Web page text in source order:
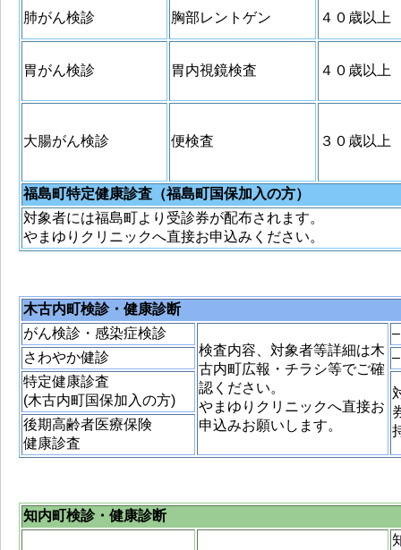
肺がん検診 胸部レントゲン ４０歳以上
胃がん検診 胃内視鏡検査 ４０歳以上
大腸がん検診 便検査 ３０歳以上
福島町特定健康診査（福島町国保加入の方）
対象者には福島町より受診券が配布されます。
やまゆりクリニックへ直接お申込みください。
木古内町検診・健康診断
がん検診・感染症検診
検査内容、対象者等詳細は木
古内町広報・チラシ等でご確
認ください。
やまゆりクリニックへ直接お
申込みお願いします。
–
さわやか健診
–
特定健康診査
(木古内町国保加入の方)
後期高齢者医療保険
健康診査
知内町検診・健康診断